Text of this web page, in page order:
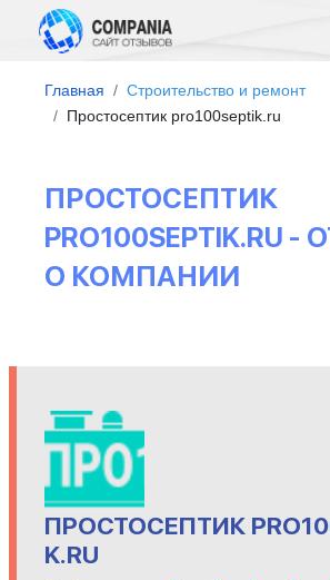
Главная
Строительство и ремонт
Простосептик pro100septik.ru
ПРОСТОСЕПТИК
PRO100SEPTIK.RU
О КОМПАНИИ
ПРОСТОСЕПТИК
K.RU